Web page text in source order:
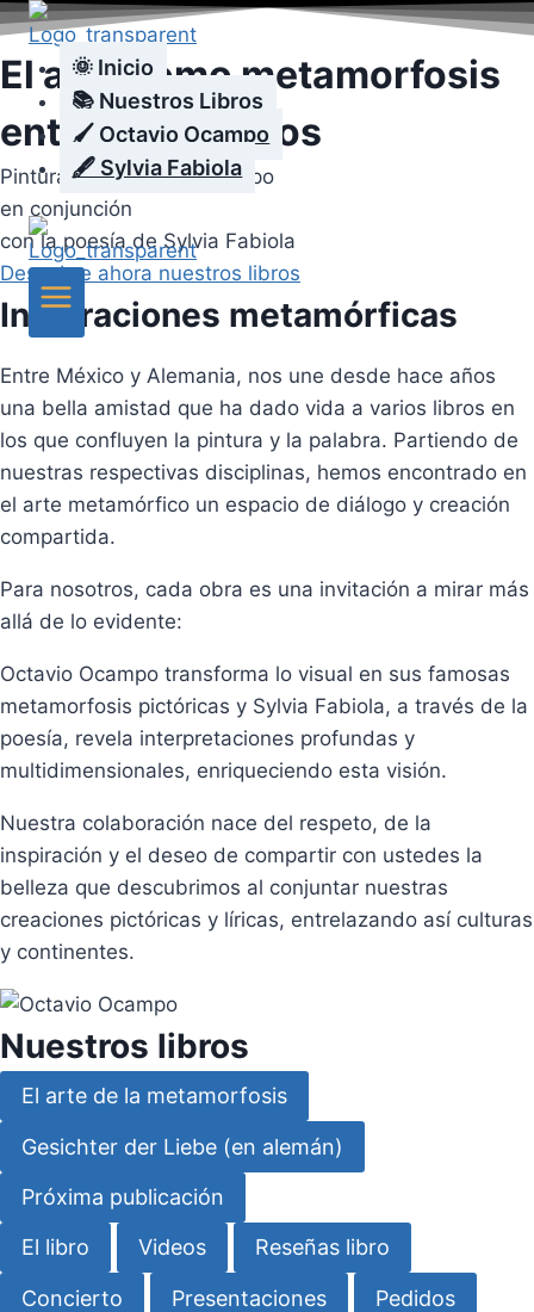
Zum
Inhalt
springen🌞 Inicio
📚 Nuestros Libros
🖌️ Octavio Ocampo
🖋️ Sylvia Fabiola
El arte como metamorfosis
entre los mundos
Pinturas de Octavio Ocampo
en conjunción
con la poesía de Sylvia Fabiola
Descubre ahora nuestros libros
Inspiraciones metamórficas
Entre México y Alemania, nos une desde hace años
una bella amistad que ha dado vida a varios libros en
los que confluyen la pintura y la palabra. Partiendo de
nuestras respectivas disciplinas, hemos encontrado en
el arte metamórfico un espacio de diálogo y creación
compartida.
Para nosotros, cada obra es una invitación a mirar más
allá de lo evidente:
Octavio Ocampo transforma lo visual en sus famosas
metamorfosis pictóricas y Sylvia Fabiola, a través de la
poesía, revela interpretaciones profundas y
multidimensionales, enriqueciendo esta visión.
Nuestra colaboración nace del respeto, de la
inspiración y el deseo de compartir con ustedes la
belleza que descubrimos al conjuntar nuestras
creaciones pictóricas y líricas, entrelazando así culturas
y continentes.
Nuestros libros
El arte de la metamorfosis
Gesichter der Liebe (en alemán)
Próxima publicación
El libro Videos Reseñas libro
Concierto Presentaciones Pedidos